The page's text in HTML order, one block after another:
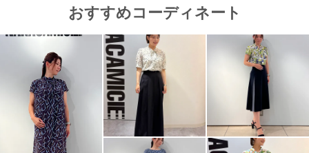
おすすめコーディネート